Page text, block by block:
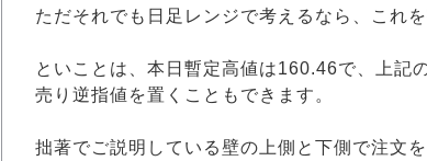
ただそれでも日足レンジで考えるなら、これ
といことは、本日暫定高値は160.46で、上
売り逆指値を置くこともできます。
拙著でご説明している壁の上側と下側で注文